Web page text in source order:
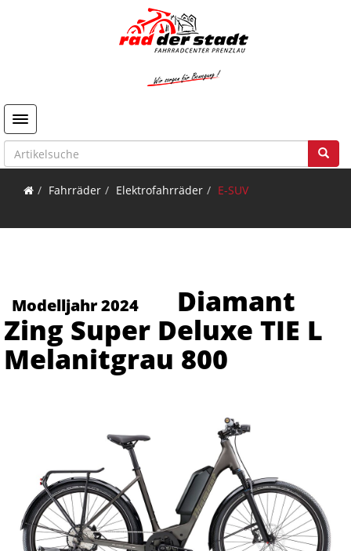
Toggle navigation
Fahrräder Elektrofahrräder E-SUV
Modelljahr 2024
Diamant
Zing Super Deluxe TIE L
Melanitgrau 800